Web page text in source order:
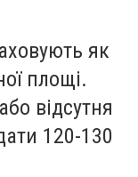
як
площі.
відсутня
120-130